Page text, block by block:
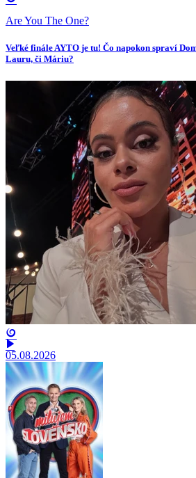
Are You The One?
Veľké finále AYTO je tu! Čo napokon spraví
Lauru, či Máriu?
05.08.2026